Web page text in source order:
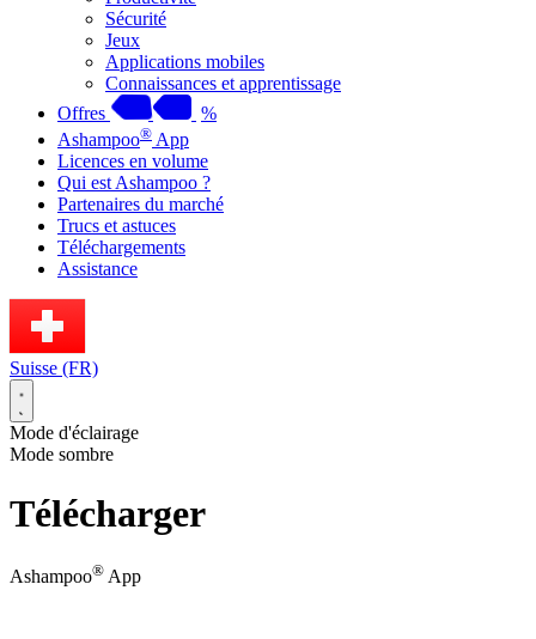
Sécurité
Jeux
Applications mobiles
Connaissances et apprentissage
Offres
%
Ashampoo® App
Licences en volume
Qui est Ashampoo ?
Partenaires du marché
Trucs et astuces
Téléchargements
Assistance
Suisse (FR)
Mode d'éclairage
Mode sombre
Télécharger
Ashampoo® App